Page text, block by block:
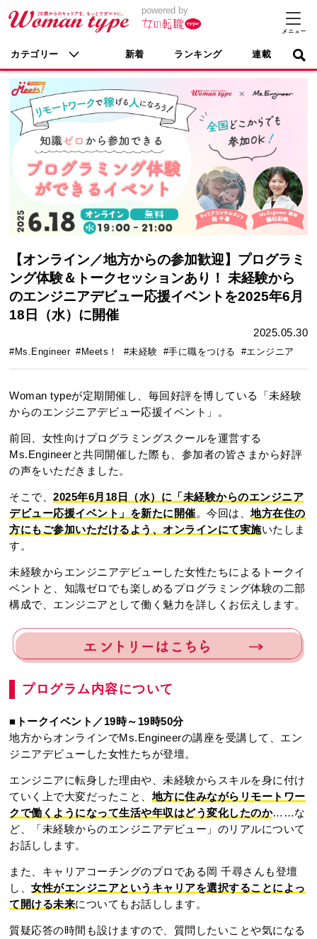
powered by
カテゴリー 新着 ランキング 連載
【オンライン／地方からの参加歓迎】プログラミ
ング体験＆トークセッションあり！ 未経験から
のエンジニアデビュー応援イベントを2025年6月
18日（水）に開催
2025.05.30
#Ms.Engineer #Meets！ #未経験 #手に職をつける #エンジニア
Woman typeが定期開催し、毎回好評を博している「未経験
からのエンジニアデビュー応援イベント」。
前回、女性向けプログラミングスクールを運営する
Ms.Engineerと共同開催した際も、参加者の皆さまから好評
の声をいただきました。
そこで、 2025年6月18日（水）に「未経験からのエンジニア
デビュー応援イベント」を新たに開催。今回は、地方在住の
方にもご参加いただけるよう、オンラインにて実施いたしま
す。
未経験からエンジニアデビューした女性たちによるトークイ
ベントと、知識ゼロでも楽しめるプログラミング体験の二部
構成で、エンジニアとして働く魅力を詳しくお伝えします。
プログラム内容について
■トークイベント／19時～19時50分
地方からオンラインでMs.Engineerの講座を受講して、エン
ジニアデビューした女性たちが登壇。
エンジニアに転身した理由や、未経験からスキルを身に付け
ていく上で大変だったこと、地方に住みながらリモートワー
クで働くようになって生活や年収はどう変化したのか……な
ど、「未経験からのエンジニアデビュー」のリアルについて
お話しします。
また、キャリアコーチングのプロである岡 千尋さんも登壇
し、 女性がエンジニアというキャリアを選択することによっ
て開ける未来についてもお話しします。
質疑応答の時間も設けますので、質問したいことや気になる